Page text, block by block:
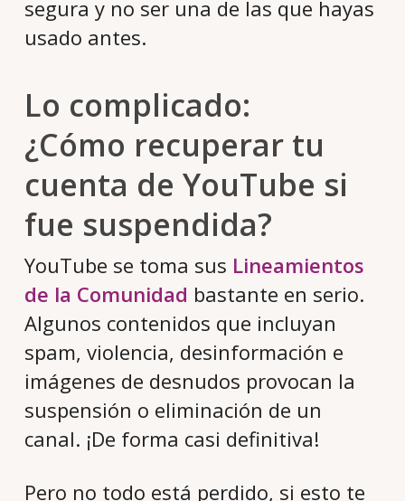
segura y no ser una de las que hayas
usado antes.
Lo complicado:
¿Cómo recuperar tu
cuenta de YouTube si
fue suspendida?
YouTube se toma sus Lineamientos
de la Comunidad bastante en serio.
Algunos contenidos que incluyan
spam, violencia, desinformación e
imágenes de desnudos provocan la
suspensión o eliminación de un
canal. ¡De forma casi definitiva!
Pero no todo está perdido, si esto te